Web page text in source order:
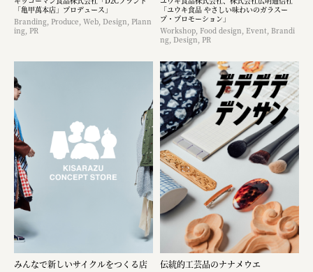
「亀甲萬本店」プロデュース」
Branding, Produce, Web, Design, Plann
ing, PR
「ユウキ食品 やさしい味わいのガラスー
プ・プロモーション」
Workshop, Food design, Event, Brandi
ng, Design, PR
みんなで新しいサイクルをつくる店 伝統的工芸品のナナメウエ